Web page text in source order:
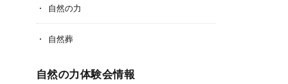
自然の力
自然葬
自然の力体験会情報